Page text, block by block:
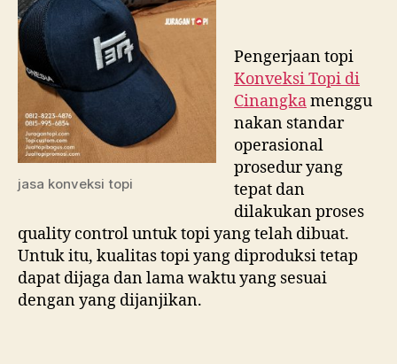
jasa konveksi topi
Pengerjaan topi
Konveksi Topi di
Cinangkamenggu
nakan standar
operasional
prosedur yang
tepat dan
dilakukan proses
quality control untuk topi yang telah dibuat.
Untuk itu, kualitas topi yang diproduksi tetap
dapat dijaga dan lama waktu yang sesuai
dengan yang dijanjikan.